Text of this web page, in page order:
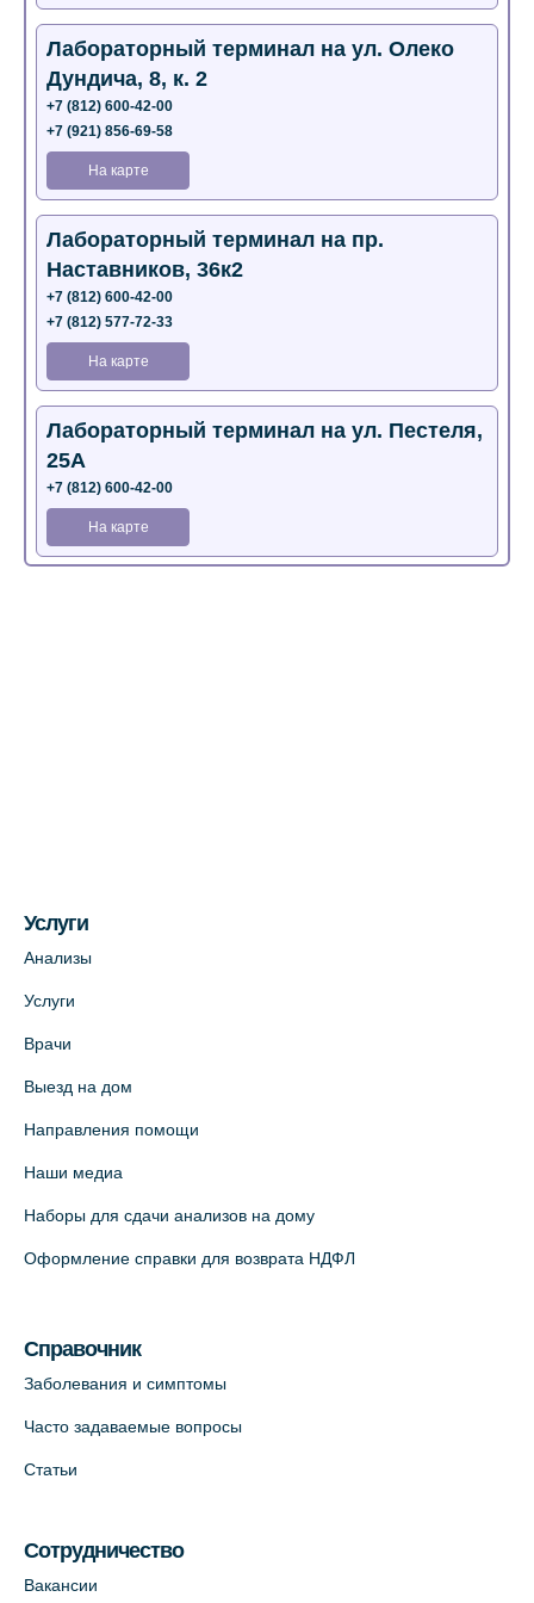
Лабораторный терминал на ул. Олеко
Дундича, 8, к. 2
+7 (812) 600-42-00
+7 (921) 856-69-58
На карте
Лабораторный терминал на пр.
Наставников, 36к2
+7 (812) 600-42-00
+7 (812) 577-72-33
На карте
Лабораторный терминал на ул. Пестеля,
25А
+7 (812) 600-42-00
На карте
Медицинский центр на пр. Просвещения,
12к2 (официальный партнер)
Медицинский центр "Доктор Семейный"
(официальный партнер),
+7 (812) 664-55-80
На карте
+7 (812) 660-73-69
На карте
На карте
Услуги
Анализы
Услуги
Врачи
Выезд на дом
Направления помощи
Наши медиа
Наборы для сдачи анализов на дому
Оформление справки для возврата НДФЛ
Справочник
Заболевания и симптомы
Часто задаваемые вопросы
Статьи
Сотрудничество
Вакансии